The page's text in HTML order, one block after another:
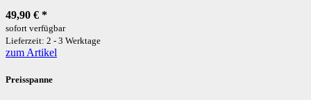
49,90 € *
sofort verfügbar
Lieferzeit: 2 - 3 Werktage
zum Artikel
Preisspanne